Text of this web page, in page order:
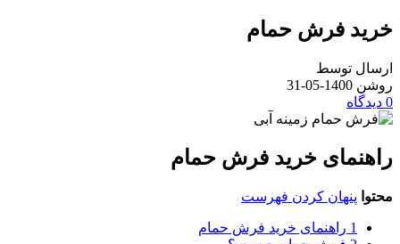
خرید فرش حمام
ارسال توسط
روشن 1400-05-31
0 دیدگاه
راهنمای خرید فرش حمام
محتوا پنهان کردن فهرست
1 راهنمای خرید فرش حمام